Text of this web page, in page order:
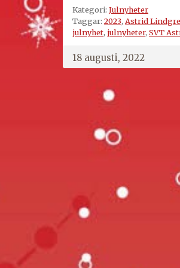
Kategori: Julnyheter
Taggar: 2023, Astrid
julnyhet, julnyheter, SVT
18 augusti, 2022